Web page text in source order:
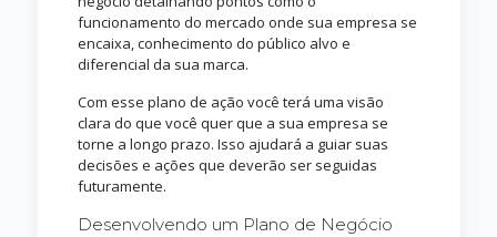
funcionamento do mercado onde sua empresa se
encaixa, conhecimento do público alvo e
diferencial da sua marca.
Com esse plano de ação você terá uma visão
clara do que você quer que a sua empresa se
torne a longo prazo. Isso ajudará a guiar suas
decisões e ações que deverão ser seguidas
futuramente.
Desenvolvendo um Plano de Negócio